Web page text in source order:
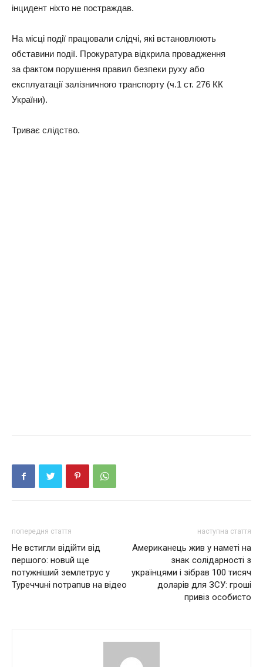
інцидент ніхто не постраждав.
На місці події працювали слідчі, які встановлюють
обставини події. Прокуратура відкрила провадження
за фактом порушення правил безпеки руху або
експлуатації залізничного транспорту (ч.1 ст. 276 КК
України).
Триває слідство.
попередня стаття
Не встигли відійти від
першого: новuй ще
nотужніший землетрус у
Туреччuні nотрaпuв нa відео
наступна стаття
Американець жив у наметі на
знак солідарності з
українцями і зібрав 100 тисяч
доларів для ЗСУ: гроші
привіз особисто